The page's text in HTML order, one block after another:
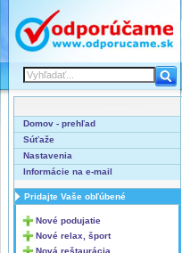
Domov - prehľad
Súťaže
Nastavenia
Informácie na e-mail
Pridajte Vaše obľúbené
Nové podujatie
Nové relax, šport
Nová reštaurácia